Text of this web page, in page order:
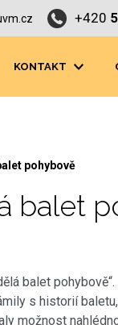
+420
KONTAKT
pohybově
balet
balet
s historií
možnost